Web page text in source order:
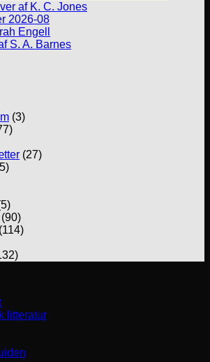
af K. C. Jones
2026-08
Engell
S. A. Barnes
(3)
(27)
(90)
litteratur